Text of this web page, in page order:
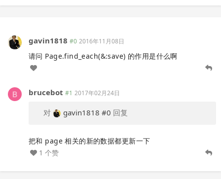
gavin1818 #0 2016年11月08日
请问 Page.find_each(&:save) 的作用是什么啊
brucebot #1 2017年02月24日
对 gavin1818 #0 回复
把和 page 相关的新的数据都更新一下
1 个赞